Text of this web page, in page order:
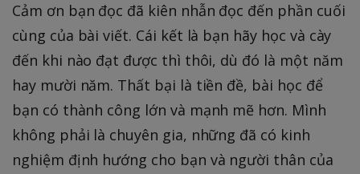
Cảm ơn bạn đọc đã kiên nhẫn đọc đến phần cuối
cùng của bài viết. Cái kết là bạn hãy học và cày
đến khi nào đạt được thì thôi, dù đó là một năm
hay mười năm. Thất bại là tiền đề, bài học để
bạn có thành công lớn và mạnh mẽ hơn. Mình
không phải là chuyên gia, những đã có kinh
nghiệm định hướng cho bạn và người thân của